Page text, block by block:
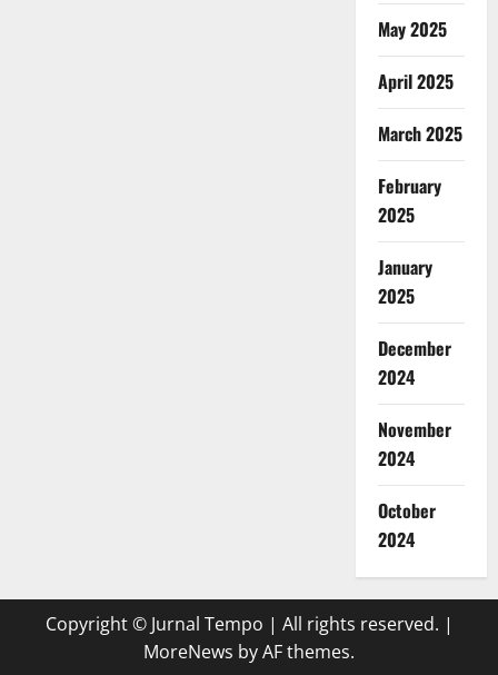
May 2025
April 2025
March 2025
February
2025
January
2025
December
2024
November
2024
October
2024
Copyright © Jurnal Tempo | All rights reserved. |
MoreNews by AF themes.